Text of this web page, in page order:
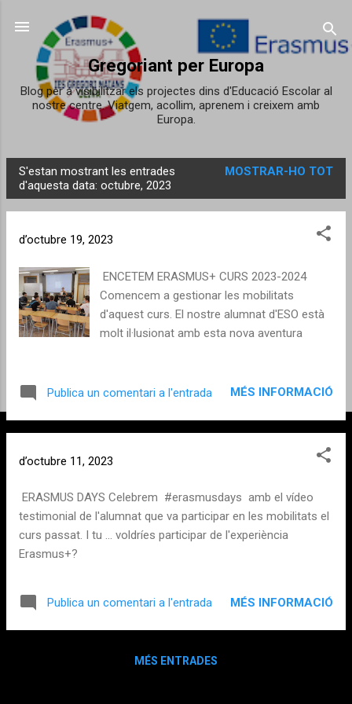
Salta al contingut principal
Gregoriant per Europa
Blog per a visibilitzar els projectes dins d'Educació Escolar al
nostre centre. Viatgem, acollim, aprenem i creixem amb
Europa.
n
S'estan mostrant les entrades
d'aquesta data: octubre, 2023
MOSTRAR-HO TOT
d’octubre 19, 2023
ENCETEM ERASMUS+ CURS 2023-2024
Comencem a gestionar les mobilitats
d'aquest curs. El nostre alumnat d'ESO està
molt il·lusionat amb esta nova aventura
Publica un comentari a l'entrada MÉS INFORMACIÓ
d’octubre 11, 2023
ERASMUS DAYS Celebrem #erasmusdays amb el vídeo
testimonial de l'alumnat que va participar en les mobilitats el
curs passat. I tu ... voldríes participar de l'experiència
Erasmus+?
Publica un comentari a l'entrada MÉS INFORMACIÓ
MÉS ENTRADES